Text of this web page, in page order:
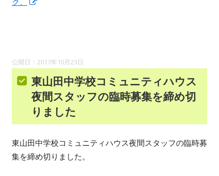
開
き
ま
ン
ド
ウ
で
開
き
ま
2017年10月23日
東山田中学校コミュニティハウス
夜間スタッフの臨時募集を締め切
りました
東山田中学校コミュニティハウス夜間スタッフの臨時募
集を締め切りました。